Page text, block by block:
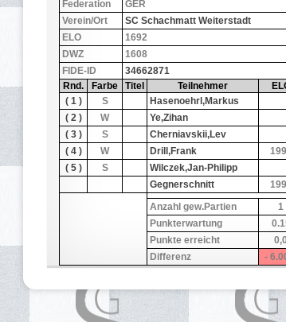
Federation
GER
Verein/Ort
SC Schachmatt Weiterstadt
ELO
1692
DWZ
1608
FIDE-ID
34662871
Rnd.
Farbe Titel Teilnehmer
( 1 )
S Hasenoehrl,Markus
( 2 )
W Ye,Zihan
( 3 )
S Cherniavskii,Lev
( 4 )
W Drill,Frank
( 5 )
S Wilczek,Jan-Philipp
Gegnerschnitt
Anzahl gew.Partien
1
Punkterwartung
Punkte erreicht
0,0
Differenz
-